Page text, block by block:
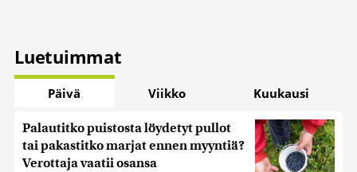
Luetuimmat
Päivä Viikko Kuukausi
Palautitko puistosta löydetyt pullot
tai pakastitko marjat ennen myyntiä?
Verottaja vaatii osansa